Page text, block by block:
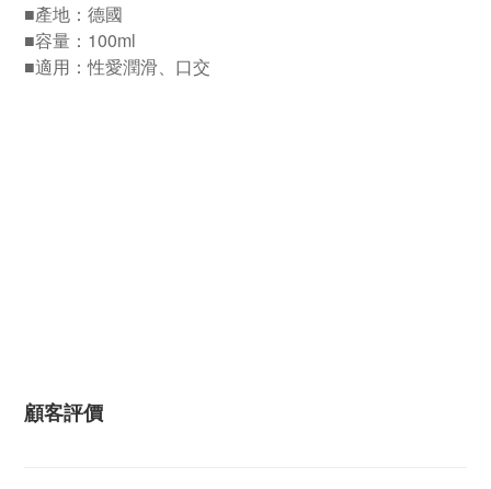
■產地：德國
■容量：100ml
■適用：性愛潤滑、口交
顧客評價